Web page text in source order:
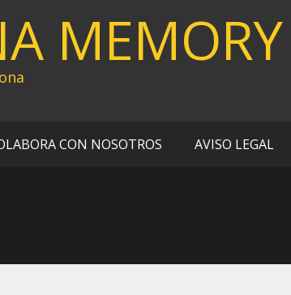
MEMORY
CON NOSOTROS AVISO LEGAL